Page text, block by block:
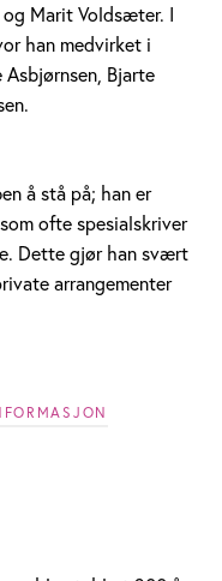
og Marit Voldsæter. I
han medvirket i
Asbjørnsen, Bjarte
å stå på; han er
ofte spesialskriver
Dette gjør han svært
arrangementer